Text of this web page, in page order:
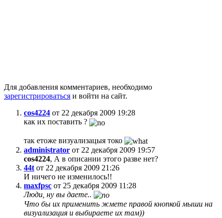
Для добавления комментариев, необходимо
зарегистрироваться и войти на сайт.
cos4224 от 22 декабря 2009 19:28
как их поставить ?
так етоже визуализацыя токо
administrator от 22 декабря 2009 19:57
cos4224, А в описании этого разве нет?
44t от 22 декабря 2009 21:26
И ничего не изменилось!!
maxfpsc от 25 декабря 2009 11:28
Люди, ну вы даете..
Что бы их применить жмете правой кнопкой мыши на
визуализация и выбираете их там))